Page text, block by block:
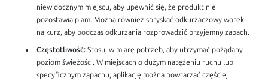
niewidocznym miejscu, aby upewnić się, że produkt nie
pozostawia plam. Można również spryskać odkurzaczowy worek
na kurz, aby podczas odkurzania rozprowadzić przyjemny zapach.
Częstotliwość: Stosuj w miarę potrzeb, aby utrzymać pożądany
poziom świeżości. W miejscach o dużym natężeniu ruchu lub
specyficznym zapachu, aplikację można powtarzać częściej.